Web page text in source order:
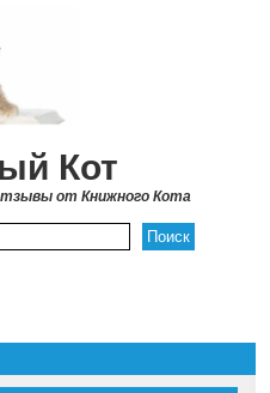
Кот
от Книжного Кота